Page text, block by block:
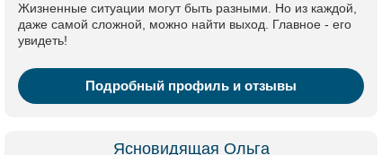
Жизненные ситуации могут быть разными. Но из каждой,
даже самой сложной, можно найти выход. Главное - его
увидеть!
Подробный профиль и отзывы
Ясновидящая Ольга